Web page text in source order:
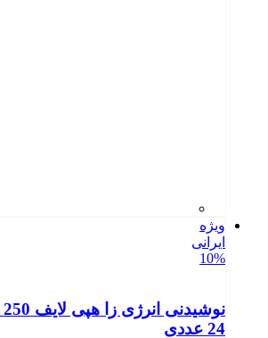
ویژه
ایرانی
10%
24 عددی